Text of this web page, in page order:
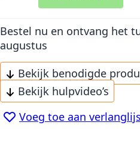
Bestel nu en ontvang het
augustus
Bekijk benodigde
Bekijk hulpvideo’s
Voeg toe aan